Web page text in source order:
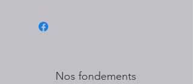
Nos fondements